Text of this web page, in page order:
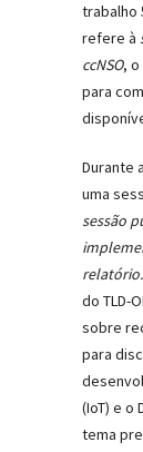
trabalho
refere à
ccNSO,
para
Durante
uma
sessão
relatório.
do TLD-
sobre
para
(IoT) e o
tema